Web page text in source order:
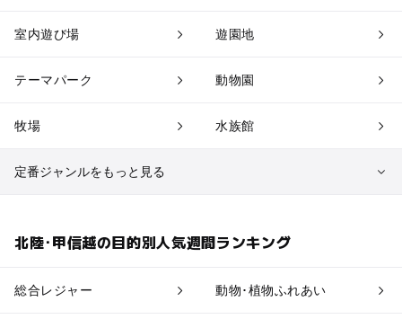
室内遊び場 遊園地
テーマパーク 動物園
牧場 水族館
定番ジャンルをもっと見る
北陸･甲信越の目的別人気週間ランキング
総合レジャー 動物･植物ふれあい